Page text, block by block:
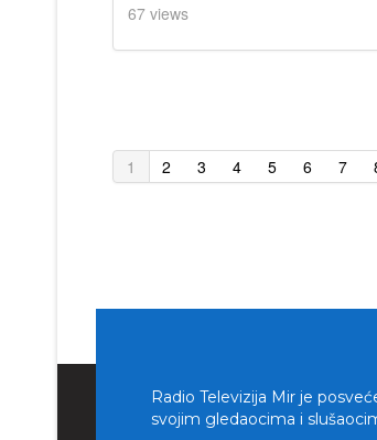
67 views
1 2 3 4 5 6 7
Radio Televizija Mir je
svojim gledaocima i